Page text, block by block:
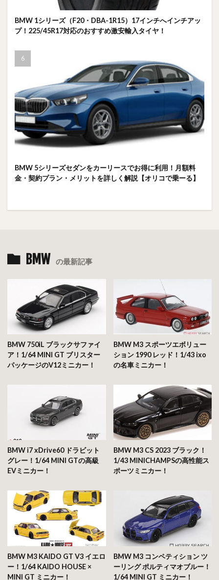
BMW 1シリーズ（F20・DBA-1R15）17インチへインチアッ
プ！225/45R17対応のおすすめ激安輸入タイヤ！
BMW 5シリーズセダンをカーリースでお得に利用！月額料
金・契約プラン・メリットを詳しく解説【オリコで乗ーる】
BMW の最新記事
BMW 750iL ブラックサファイ
ア！1/64 MINI GT ブリスター
パッケージのV12ミニカー！
BMW M3 スポーツエボリュー
ション 1990 レッド！1/43 ixo
の名車ミニカー！
BMW i7 xDrive60 ドラビット
グレー！1/64 MINI GTの高級
EVミニカー！
BMW M3 CS 2023 ブラック！
1/43 MINICHAMPSの高性能ス
ポーツミニカー！
BMW M3 KAIDO GT V3 イエロ
ー！1/64 KAIDO HOUSE ×
MINI GT ミニカー！
BMW M3 コンペティション ツ
ーリング ポルティマオブルー！
1/64 MINI GT ミニカー！